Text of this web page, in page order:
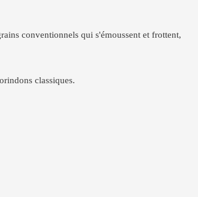
conventionnels qui s'émoussent et frottent,
classiques.